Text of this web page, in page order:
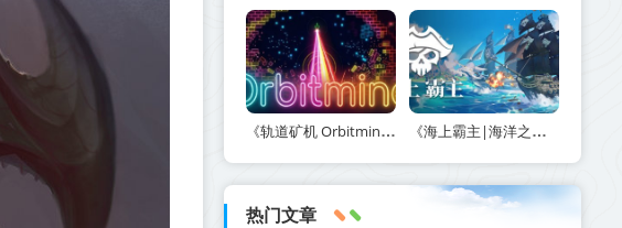
《轨道矿机 Orbitmine》Build.24135737-免安装中文版丨中文版网盘下载 《海上霸主|海洋之王|七海之王 King of Seas》v1.20-免安装中文版丨中文版网盘下载
热门文章